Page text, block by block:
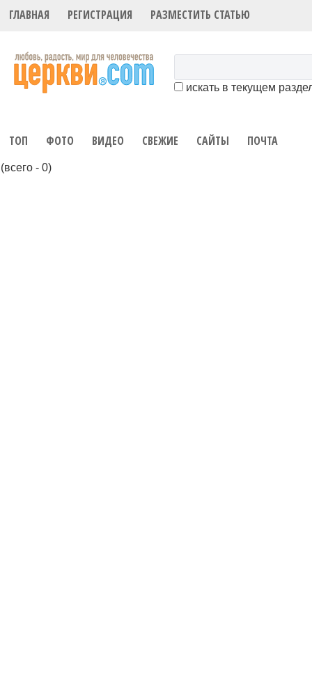
ГЛАВНАЯ РЕГИСТРАЦИЯ РАЗМЕСТИТЬ СТАТЬЮ
искать в текущем
ТОП ФОТО ВИДЕО СВЕЖИЕ САЙТЫ ПОЧТА
(всего - 0)